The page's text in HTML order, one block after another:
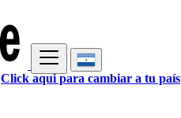
Click aqui para cambiar a tu país